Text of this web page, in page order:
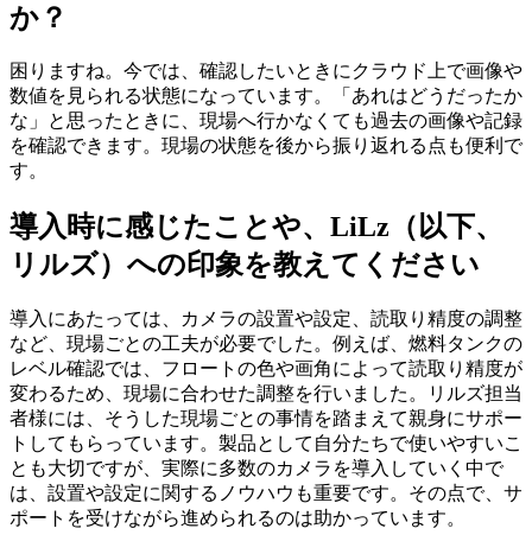
か？
困りますね。今では、確認したいときにクラウド上で画像や
数値を見られる状態になっています。「あれはどうだったか
な」と思ったときに、現場へ行かなくても過去の画像や記録
を確認できます。現場の状態を後から振り返れる点も便利で
す。
導入時に感じたことや、LiLz（以下、
リルズ）への印象を教えてください
導入にあたっては、カメラの設置や設定、読取り精度の調整
など、現場ごとの工夫が必要でした。例えば、燃料タンクの
レベル確認では、フロートの色や画角によって読取り精度が
変わるため、現場に合わせた調整を行いました。リルズ担当
者様には、そうした現場ごとの事情を踏まえて親身にサポー
トしてもらっています。製品として自分たちで使いやすいこ
とも大切ですが、実際に多数のカメラを導入していく中で
は、設置や設定に関するノウハウも重要です。その点で、サ
ポートを受けながら進められるのは助かっています。